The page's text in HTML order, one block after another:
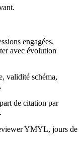
engagées,
avec évolution
validité schéma,
de citation par
YMYL, jours de